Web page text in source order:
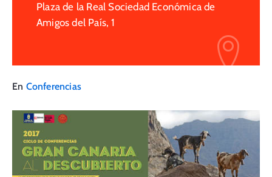
Plaza de la Real Sociedad Económica de
Amigos del País, 1
En Conferencias